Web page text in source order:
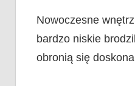
Nowoczesne
bardzo niskie
obronią się